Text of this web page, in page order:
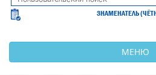
ЗНАМЕНАТЕЛЬ
МЕНЮ